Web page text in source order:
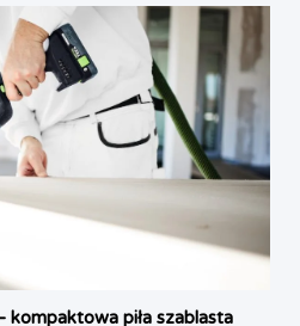
kompaktowa piła szablasta